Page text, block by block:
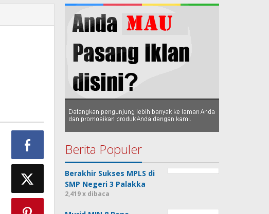
Berita Populer
Berakhir Sukses MPLS di
SMP Negeri 3 Palakka
2,419 x dibaca